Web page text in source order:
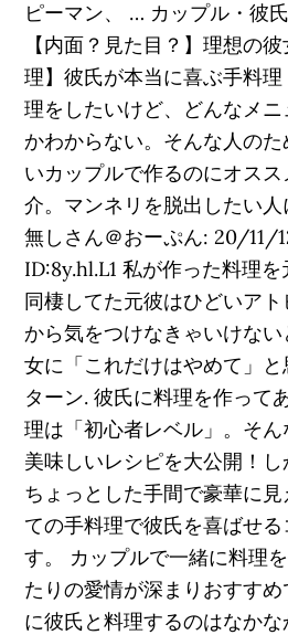
ピーマン、 … カップル・彼
【内面？見た目？】理想の
理】彼氏が本当に喜ぶ手料
理をしたいけど、どんなメ
かわからない。そんな人の
いカップルで作るのにオス
介。マンネリを脱出したい
無しさん＠おーぷん: 20/11/
ID:8y.hl.L1 私が作った料理を
同棲してた元彼はひどいア
から気をつけなきゃいけな
女に「これだけはやめて」
ターン. 彼氏に料理を作って
理は「初心者レベル」。そ
美味しいレシピを大公開！
ちょっとした手間で豪華に
ての手料理で彼氏を喜ばせ
す。 カップルで一緒に料理
たりの愛情が深まりおすす
に彼氏と料理するのはなかな